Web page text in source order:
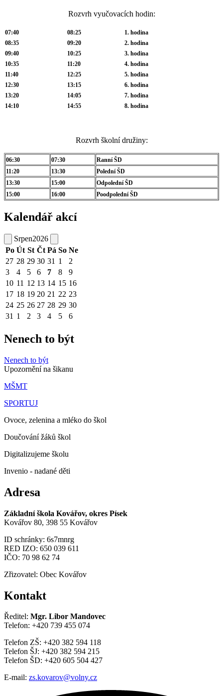
Rozvrh vyučovacích hodin:
07:40 08:25
1. hodina
08:35
09:20
2. hodina
09:40
10:25
3. hodina
10:35
11:20
4. hodina
11:40
12:25
5. hodina
12:30
13:15
6. hodina
13:20
14:05
7. hodina
14:10
14:55 8. hodina
Rozvrh školní družiny:
06:30 07:30
Ranní ŠD
11:20
13:30
Polední ŠD
13:30
15:00
Odpolední ŠD
15:00
16:00 Poodpolední ŠD
Kalendář akcí
Srpen2026
Po Út St Čt Pá So Ne
27 28 29 30 31 1
2
3
4 5 6 7 8
9
10 11 12 13 14 15 16
17 18 19 20 21 22 23
24 25 26 27 28 29 30
31 1 2 3 4 5 6
Nenech to být
Nenech to být
Upozornění na šikanu
MŠMT
SPORTUJ
Ovoce, zelenina a mléko do škol
Doučování žáků škol
Digitalizujeme školu
Invenio - nadané děti
Adresa
Základní škola Kovářov, okres Písek
Kovářov 80, 398 55 Kovářov
ID schránky: 6s7mnrg
RED IZO: 650 039 611
IČO: 70 98 62 74
Zřizovatel: Obec Kovářov
Kontakt
Ředitel: Mgr. Libor Mandovec
Telefon: +420 739 455 074
Telefon ZŠ: +420 382 594 118
Telefon ŠJ: +420 382 594 215
Telefon ŠD: +420 605 504 427
E-mail: zs.kovarov@volny.cz